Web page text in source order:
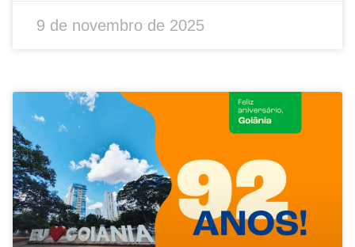
9 de novembro de 2025